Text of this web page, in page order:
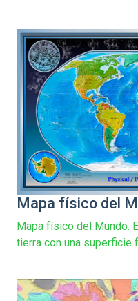
Mapa físico del
Mapa físico del Mundo.
tierra con una superficie